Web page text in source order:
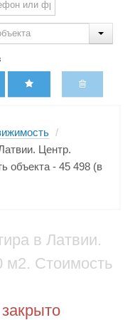
/
Центр.
объекта - 45 498 (в
в Латвии.
м2. Стоимость